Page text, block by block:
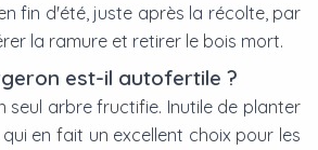
fin d'été, juste après la récolte, par
la ramure et retirer le bois mort.
est-il autofertile ?
seul arbre fructifie. Inutile de planter
en fait un excellent choix pour les